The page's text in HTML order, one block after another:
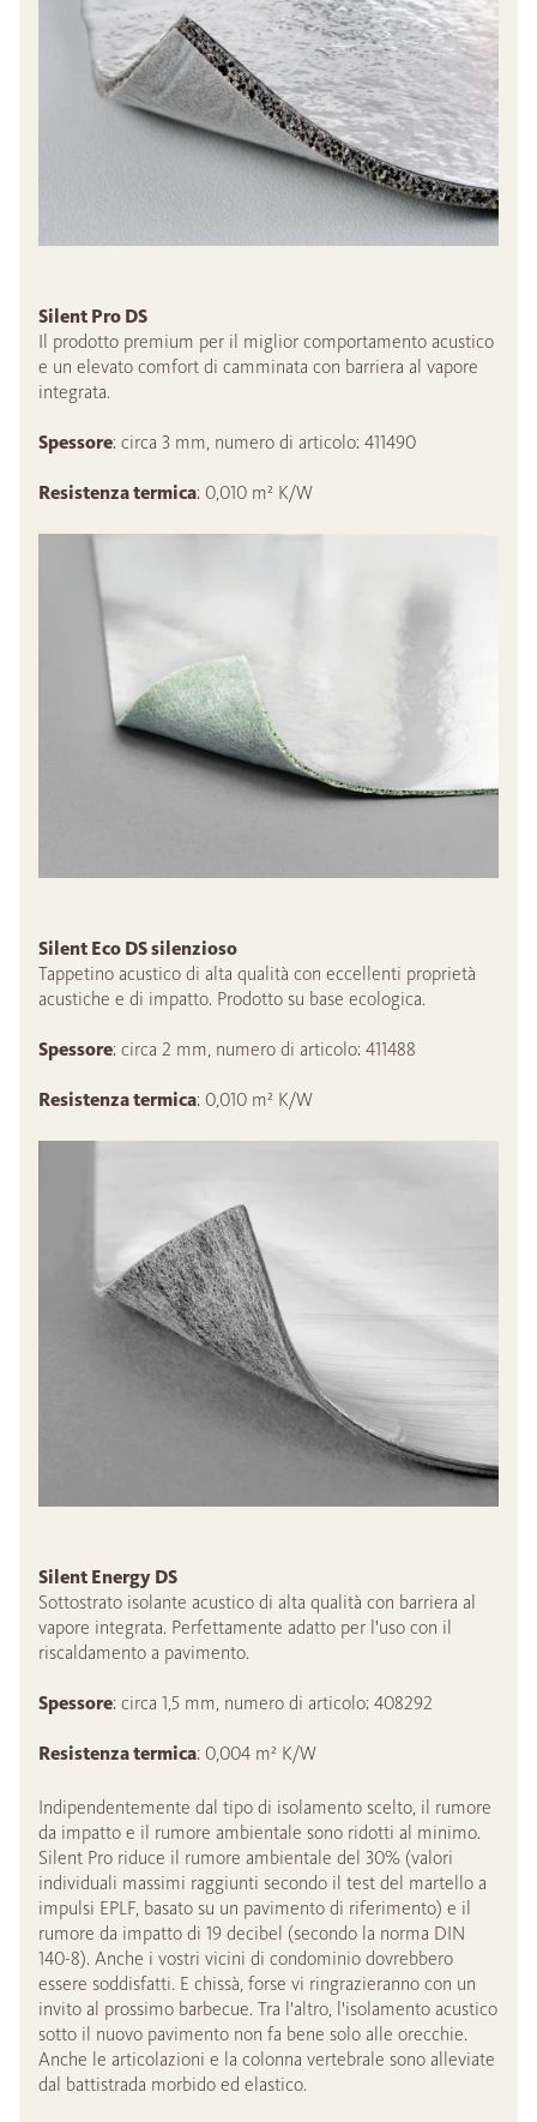
Silent Pro DS
Il prodotto premium per il miglior comportamento acustico
e un elevato comfort di camminata con barriera al vapore
integrata.
Spessore: circa 3 mm, numero di articolo: 411490
Resistenza termica: 0,010 m² K/W
Silent Eco DS silenzioso
Tappetino acustico di alta qualità con eccellenti proprietà
acustiche e di impatto. Prodotto su base ecologica.
Spessore: circa 2 mm, numero di articolo: 411488
Resistenza termica: 0,010 m² K/W
Silent Energy DS
Sottostrato isolante acustico di alta qualità con barriera al
vapore integrata. Perfettamente adatto per l'uso con il
riscaldamento a pavimento.
Spessore: circa 1,5 mm, numero di articolo: 408292
Resistenza termica: 0,004 m² K/W
Indipendentemente dal tipo di isolamento scelto, il rumore
da impatto e il rumore ambientale sono ridotti al minimo.
Silent Pro riduce il rumore ambientale del 30% (valori
individuali massimi raggiunti secondo il test del martello a
impulsi EPLF, basato su un pavimento di riferimento) e il
rumore da impatto di 19 decibel (secondo la norma DIN
140-8). Anche i vostri vicini di condominio dovrebbero
essere soddisfatti. E chissà, forse vi ringrazieranno con un
invito al prossimo barbecue. Tra l'altro, l'isolamento acustico
sotto il nuovo pavimento non fa bene solo alle orecchie.
Anche le articolazioni e la colonna vertebrale sono alleviate
dal battistrada morbido ed elastico.